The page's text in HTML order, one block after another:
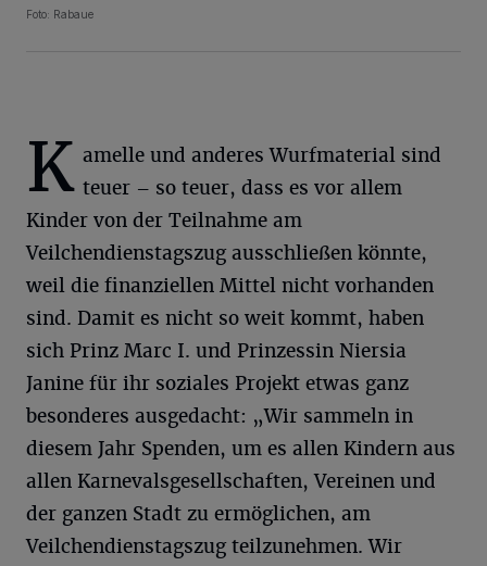
Foto: Rabaue
K amelle und anderes Wurfmaterial sind
teuer – so teuer, dass es vor allem
Kinder von der Teilnahme am
Veilchendienstagszug ausschließen könnte,
weil die finanziellen Mittel nicht vorhanden
sind. Damit es nicht so weit kommt, haben
sich Prinz Marc I. und Prinzessin Niersia
Janine für ihr soziales Projekt etwas ganz
besonderes ausgedacht: „Wir sammeln in
diesem Jahr Spenden, um es allen Kindern aus
allen Karnevalsgesellschaften, Vereinen und
der ganzen Stadt zu ermöglichen, am
Veilchendienstagszug teilzunehmen. Wir